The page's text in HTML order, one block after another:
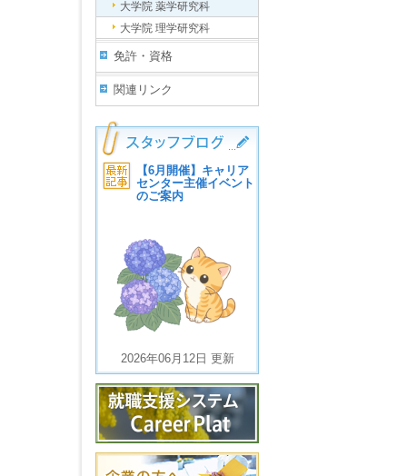
大学院 薬学研究科
大学院 理学研究科
免許・資格
関連リンク
【6月開催】キャリア
センター主催イベント
のご案内
2026年06月12日 更新